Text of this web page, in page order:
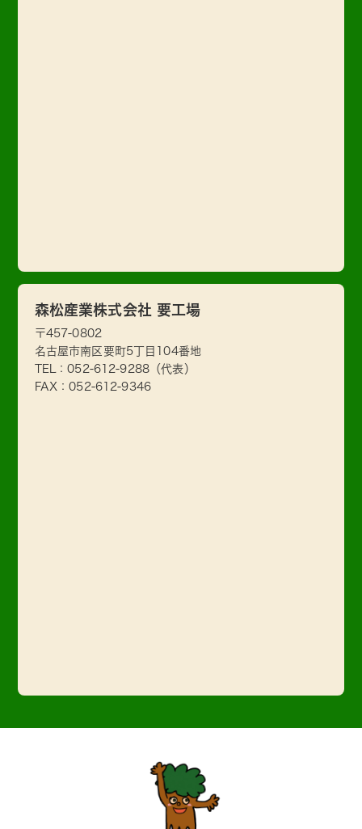
森松産業株式会社 要工場
〒457-0802
名古屋市南区要町5丁目104番地
TEL：052-612-9288 （代表）
FAX：052-612-9346